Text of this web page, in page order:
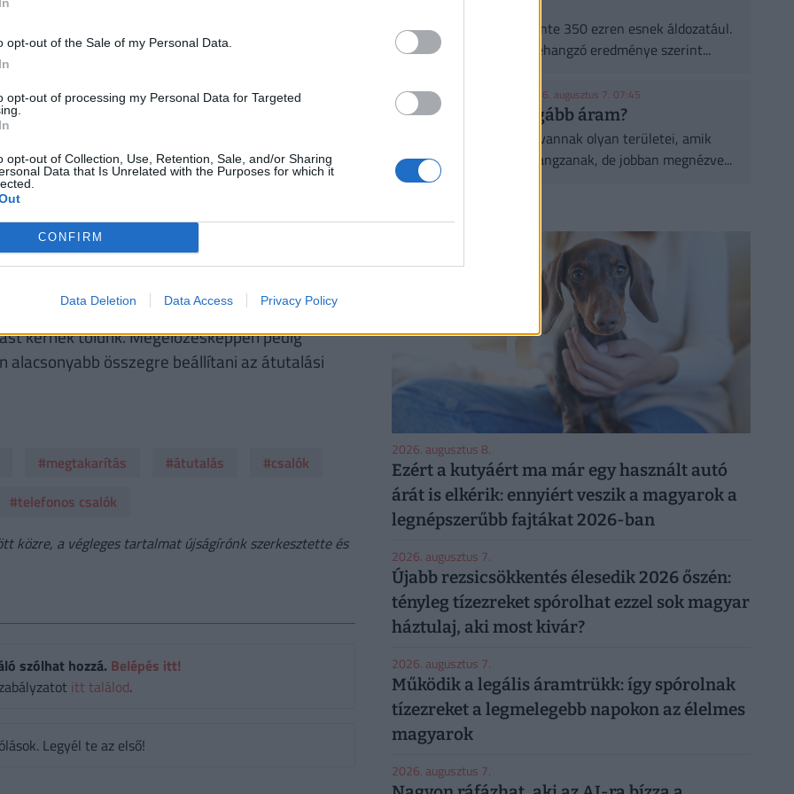
opt-out of the Sale of my Personal Data.
opt-out of processing my Personal Data for Targeted
opt-out of Collection, Use, Retention, Sale, and/or Sharing
Data that Is Unrelated with the Purposes for which it
CONFIRM
Data Deletion Data Access Privacy Policy
továbbra is a 200 és 500 milliós érték
idejű biztonsági rendszerrel figyeli a gyanús
ki az ügyfél korábbi szokásaitól eltérő,
esetet egyedileg bírálnak el, figyelembe
lépéseket. A helyzetet nehezíti, hogy az
de saját maguk hagyják jóvá. Bár a
acsalók negyedévente országosan
.
minden olyan telefonhívást, amelyben
kérnek tőlünk. Megelőzésképpen pedig
összegre beállítani az átutalási
#megtakarítás #átutalás
#csalók
#telefonos csalók
közre, a végleges tartalmat újságírónk szerkesztette és
szólhat hozzá. Belépés itt!
itt találod.
Legyél te az első!
A városi hőségnek évente 350 ezren esnek áldozatául.
Két friss kutatás egybehangzó eredménye szerint...
KONYHAKONTROLLING | 2026. augusztus 7. 07:45
Csúcsidőben drágább áram?
A közgazdaságtannak vannak olyan területei, amik
elsőre felháborítóan hangzanak, de jobban megnézve...
2026. augusztus 8.
Ezért a kutyáért ma már egy használt autó
árát is elkérik: ennyiért veszik a magyarok a
legnépszerűbb fajtákat 2026-ban
2026. augusztus 7.
Újabb rezsicsökkentés élesedik 2026 őszén:
tényleg tízezreket spórolhat ezzel sok magyar
háztulaj, aki most kivár?
2026. augusztus 7.
Működik a legális áramtrükk: így spórolnak
tízezreket a legmelegebb napokon az élelmes
magyarok
2026. augusztus 7.